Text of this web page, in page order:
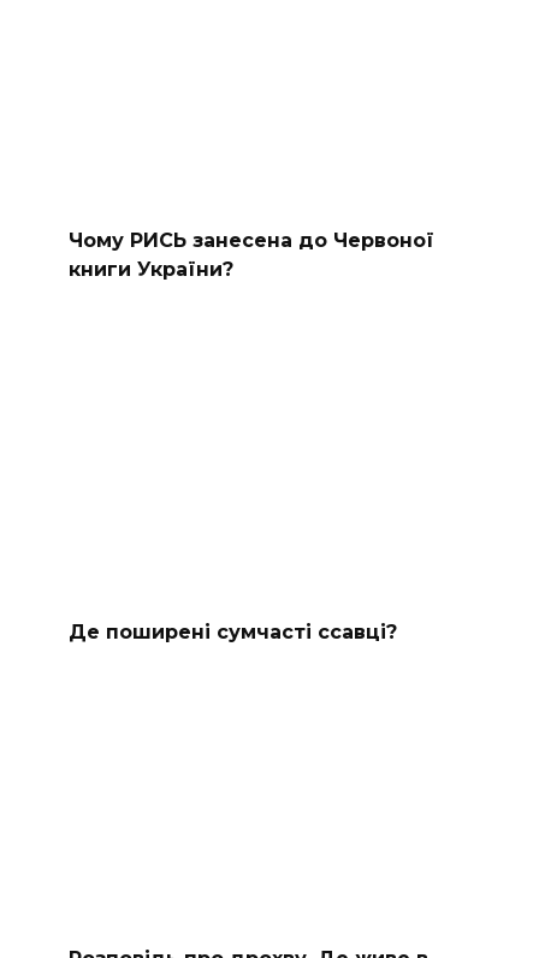
Чому РИСЬ занесена до Червоної
книги України?
Де поширені сумчасті ссавці?